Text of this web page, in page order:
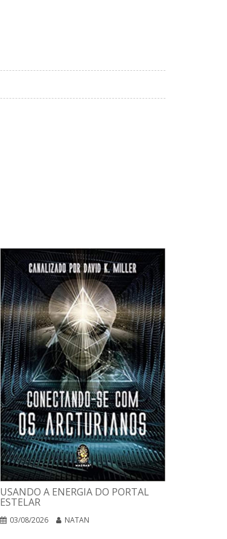
USANDO A ENERGIA DO PORTAL
ESTELAR
03/08/2026 NATAN